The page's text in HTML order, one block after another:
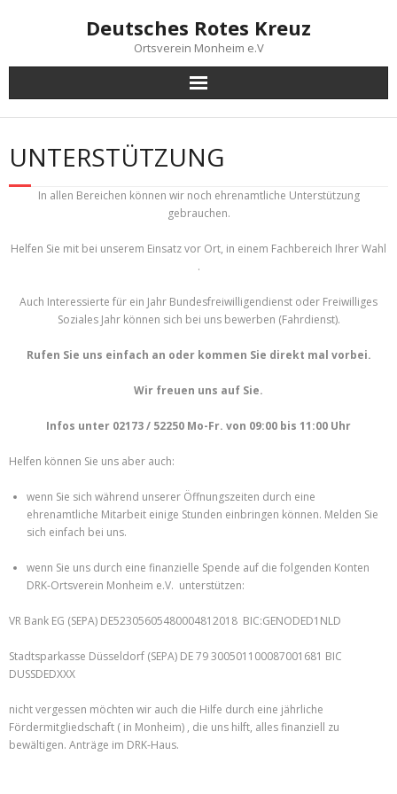
Deutsches Rotes Kreuz
Ortsverein Monheim e.V
UNTERSTÜTZUNG
In allen Bereichen können wir noch ehrenamtliche Unterstützung
gebrauchen.
Helfen Sie mit bei unserem Einsatz vor Ort, in einem Fachbereich Ihrer Wahl
.
Auch Interessierte für ein Jahr Bundesfreiwilligendienst oder Freiwilliges
Soziales Jahr können sich bei uns bewerben (Fahrdienst).
Rufen Sie uns einfach an oder kommen Sie direkt mal vorbei.
Wir freuen uns auf Sie.
Infos unter 02173 / 52250 Mo-Fr. von 09:00 bis 11:00 Uhr
Helfen können Sie uns aber auch:
wenn Sie sich während unserer Öffnungszeiten durch eine
ehrenamtliche Mitarbeit einige Stunden einbringen können. Melden Sie
sich einfach bei uns.
wenn Sie uns durch eine finanzielle Spende auf die folgenden Konten
DRK-Ortsverein Monheim e.V. unterstützen:
VR Bank EG (SEPA) DE52305605480004812018 BIC:GENODED1NLD
Stadtsparkasse Düsseldorf (SEPA) DE 79 300501100087001681 BIC
DUSSDEDXXX
nicht vergessen möchten wir auch die Hilfe durch eine jährliche
Fördermitgliedschaft ( in Monheim) , die uns hilft, alles finanziell zu
bewältigen. Anträge im DRK-Haus.